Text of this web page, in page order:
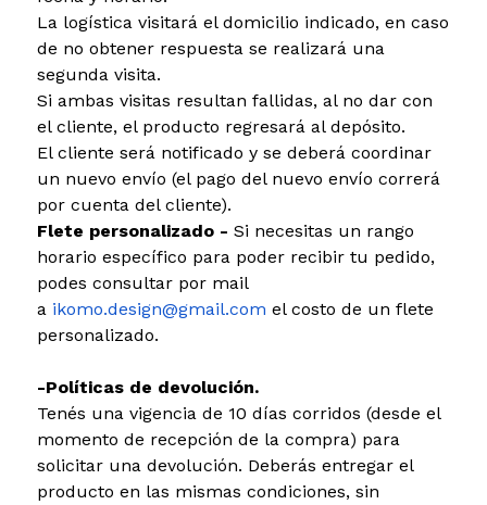
La logística visitará el domicilio indicado, en caso
de no obtener respuesta se realizará una
segunda visita.
Si ambas visitas resultan fallidas, al no dar con
el cliente, el producto regresará al depósito.
El cliente será notificado y se deberá coordinar
un nuevo envío (el pago del nuevo envío correrá
por cuenta del cliente).
Flete personalizado - Si necesitas un rango
horario específico para poder recibir tu pedido,
podes consultar por mail
a ikomo.design@gmail.com el costo de un flete
personalizado.
-Políticas de devolución.
Tenés una vigencia de 10 días corridos (desde el
momento de recepción de la compra) para
solicitar una devolución. Deberás entregar el
producto en las mismas condiciones, sin